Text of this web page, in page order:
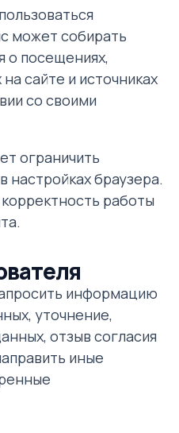
может собирать
о посещениях,
сайте и источниках
со своими
ограничить
настройках браузера.
работы
информацию
уточнение,
отзыв согласия
иные